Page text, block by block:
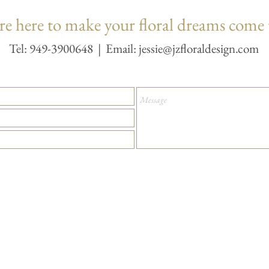
here to make your floral dreams
Tel: 949-3900648 | Email: jessie@jzfloraldesign.com